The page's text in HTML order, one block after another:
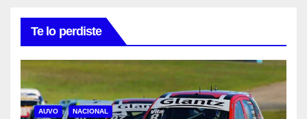
Te lo perdiste
AUVO NACIONAL